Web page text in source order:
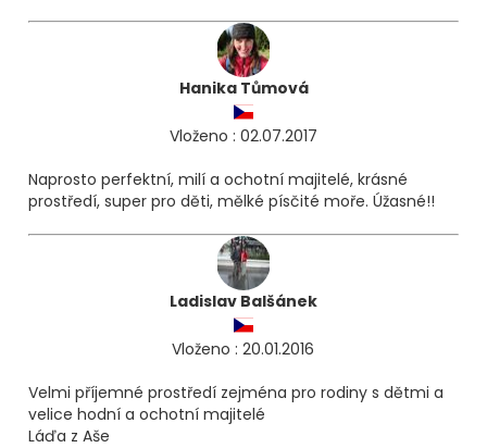
Hanika Tůmová
Vloženo : 02.07.2017
Naprosto perfektní, milí a ochotní majitelé, krásné
prostředí, super pro děti, mělké písčité moře. Úžasné!!
Ladislav Balšánek
Vloženo : 20.01.2016
Velmi příjemné prostředí zejména pro rodiny s dětmi a
velice hodní a ochotní majitelé
Láďa z Aše